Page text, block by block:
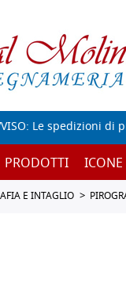
Le spedizioni
PRODOTTI
E INTAGLIO